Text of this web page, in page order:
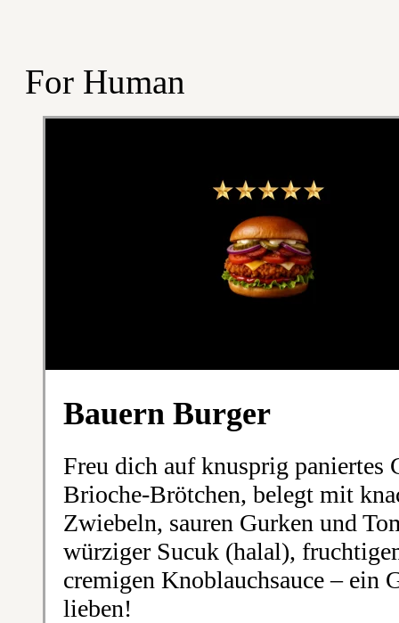
For Human
Bauern Burger
Freu dich auf knusprig
Brioche-Brötchen, belegt mit
Zwiebeln, sauren Gurken und
würziger Sucuk (halal),
cremigen Knoblauchsauce – ein
lieben!